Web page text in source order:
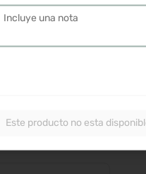
Este producto no esta